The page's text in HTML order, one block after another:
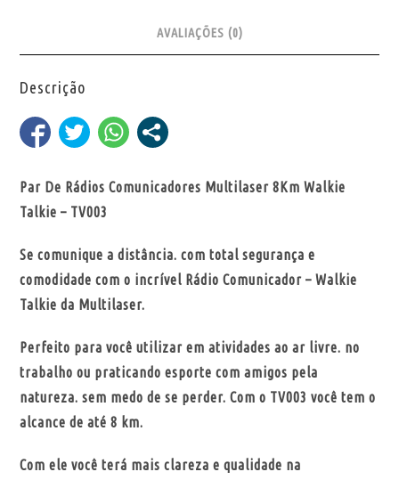
AVALIAÇÕES (0)
Descrição
Par De Rádios Comunicadores Multilaser 8Km Walkie
Talkie – TV003
Se comunique a distância. com total segurança e
comodidade com o incrível Rádio Comunicador – Walkie
Talkie da Multilaser.
Perfeito para você utilizar em atividades ao ar livre. no
trabalho ou praticando esporte com amigos pela
natureza. sem medo de se perder. Com o TV003 você tem o
alcance de até 8 km.
Com ele você terá mais clareza e qualidade na